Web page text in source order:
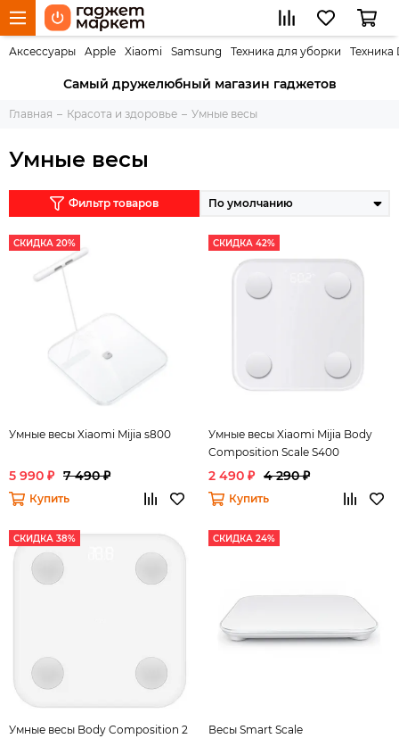
Аксессуары Apple Xiaomi Samsung Техника для уборки Техника
Самый дружелюбный магазин гаджетов
Главная Красота и здоровье Умные весы
Умные весы
Фильтр товаров
СКИДКА 20%
Умные весы Xiaomi Mijia s800
5 990 ₽ 7 490 ₽
Купить
СКИДКА 42%
Умные весы Xiaomi Mijia Body
Composition Scale S400
2 490 ₽ 4 290 ₽
Купить
СКИДКА 38%
Умные весы Body Composition 2
СКИДКА 24%
Весы Smart Scale